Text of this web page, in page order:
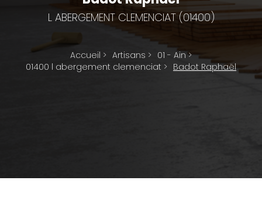
L ABERGEMENT CLEMENCIAT (01400)
Accueil > Artisans > 01 - Ain >
01400 l abergement clemenciat > Badot Raphaël